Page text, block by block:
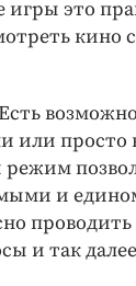
это
кино
или
и
и так